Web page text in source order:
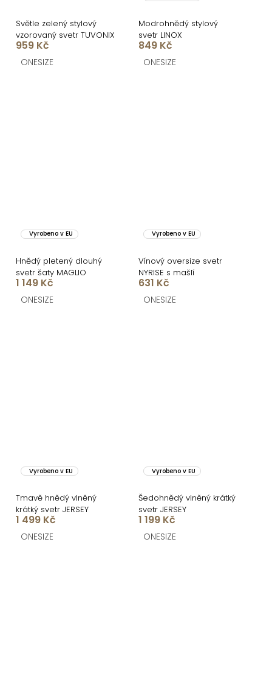
Světle zelený stylový
vzorovaný svetr TUVONIX
959 Kč
ONESIZE
Modrohnědý stylový
svetr LINOX
849 Kč
ONESIZE
Vyrobeno v EU
Hnědý pletený dlouhý
svetr šaty MAGLIO
1 149 Kč
ONESIZE
Vyrobeno v EU
Vínový oversize svetr
NYRISE s mašlí
631 Kč
ONESIZE
Vyrobeno v EU
Tmavě hnědý vlněný
krátký svetr JERSEY
1 499 Kč
ONESIZE
Vyrobeno v EU
Šedohnědý vlněný krátký
svetr JERSEY
1 199 Kč
ONESIZE